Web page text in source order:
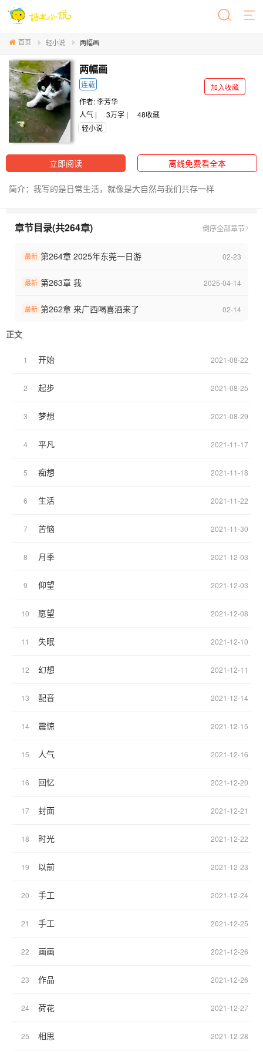
首页 轻小说 两幅画
两幅画
连载
加入收藏
作者:李芳华
人气 |
3万字 | 48收藏
轻小说
立即阅读 离线免费看全本
简介：我写的是日常生活，就像是大自然与我们共存一样
章节目录(共264章) 倒序全部章节
最新 第264章 2025年东莞一日游 02-23
最新 第263章 我 2025-04-14
最新 第262章 来广西喝喜酒来了 02-14
正文
1 开始 2021-08-22
2 起步 2021-08-25
3 梦想 2021-08-29
4 平凡 2021-11-17
5 痴想 2021-11-18
6 生活 2021-11-22
7 苦恼 2021-11-30
8 月季 2021-12-03
9 仰望 2021-12-03
10 愿望 2021-12-08
11 失眠 2021-12-10
12 幻想 2021-12-11
13 配音 2021-12-14
14 震惊 2021-12-15
15 人气 2021-12-16
16 回忆 2021-12-20
17 封面 2021-12-21
18 时光 2021-12-22
19 以前 2021-12-23
20 手工 2021-12-24
21 手工 2021-12-25
22 画画 2021-12-26
23 作品 2021-12-26
24 荷花 2021-12-27
25 相思 2021-12-28